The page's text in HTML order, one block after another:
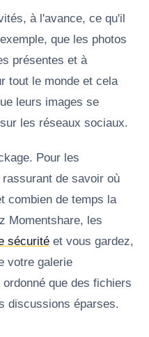
à l'avance, ce qu'il
que les photos
présentes et à
tout le monde et cela
leurs images se
les réseaux sociaux.
Pour les
de savoir où
combien de temps la
Momentshare, les
sécurité et vous gardez,
votre galerie
que des fichiers
discussions éparses.